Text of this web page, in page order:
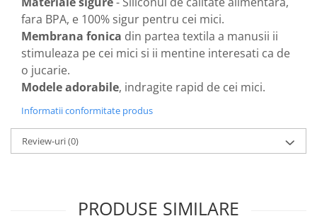
Papoutsanis SA (37 produse)
Pawxie (12 produse)
Pikdare - Pic Solutions (22
produse)
ProPhyto - ProVet SA (6 produse)
Record (5 produse)
fara BPA, e 100% sigur pentru cei mici.
Membrana fonica din partea textila a manusii ii
stimuleaza pe cei mici si ii mentine interesati ca de
o jucarie.
Modele adorabile, indragite rapid de cei mici.
Informatii conformitate produs
Review-uri(0)
PRODUSE SIMILARE